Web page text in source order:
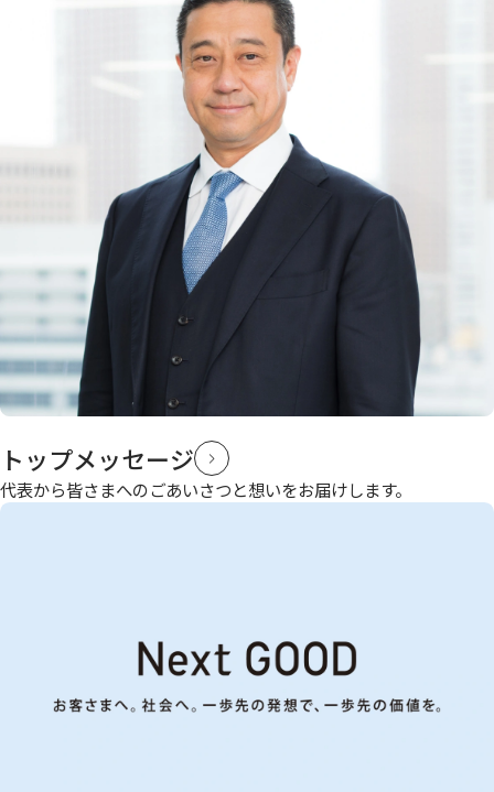
トップメッセージ
代表から皆さまへのごあいさつと想いをお届けします。